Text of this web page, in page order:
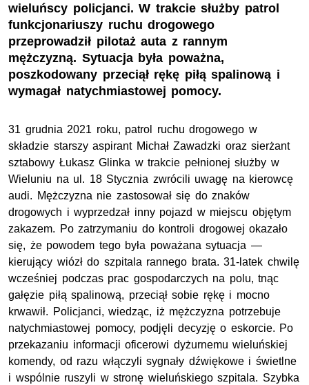
wieluńscy policjanci. W trakcie służby patrol
funkcjonariuszy ruchu drogowego
przeprowadził pilotaż auta z rannym
mężczyzną. Sytuacja była poważna,
poszkodowany przeciął rękę piłą spalinową i
wymagał natychmiastowej pomocy.
31 grudnia 2021 roku, patrol ruchu drogowego w
składzie starszy aspirant Michał Zawadzki oraz sierżant
sztabowy Łukasz Glinka w trakcie pełnionej służby w
Wieluniu na ul. 18 Stycznia zwrócili uwagę na kierowcę
audi. Mężczyzna nie zastosował się do znaków
drogowych i wyprzedzał inny pojazd w miejscu objętym
zakazem. Po zatrzymaniu do kontroli drogowej okazało
się, że powodem tego była poważana sytuacja —
kierujący wiózł do szpitala rannego brata. 31-latek chwilę
wcześniej podczas prac gospodarczych na polu, tnąc
gałęzie piłą spalinową, przeciął sobie rękę i mocno
krwawił. Policjanci, wiedząc, iż mężczyzna potrzebuje
natychmiastowej pomocy, podjęli decyzję o eskorcie. Po
przekazaniu informacji oficerowi dyżurnemu wieluńskiej
komendy, od razu włączyli sygnały dźwiękowe i świetlne
i wspólnie ruszyli w stronę wieluńskiego szpitala. Szybka